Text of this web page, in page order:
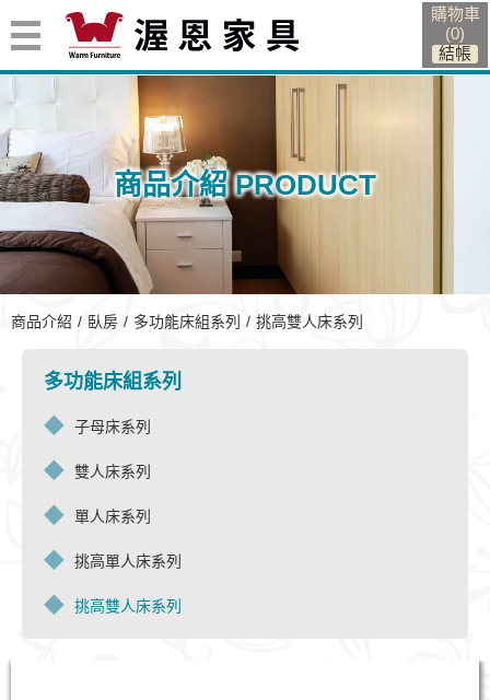
購物車
(0)
挑高雙人床系列
商品介紹 PRODUCT
商品介紹 臥房 多功能床組系列 挑高雙人床系列
多功能床組系列
子母床系列
雙人床系列
單人床系列
挑高單人床系列
挑高雙人床系列